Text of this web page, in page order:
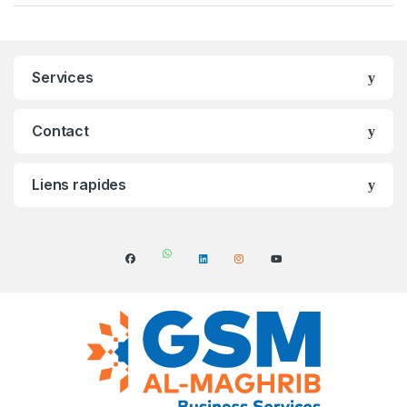
Services
Contact
Liens rapides